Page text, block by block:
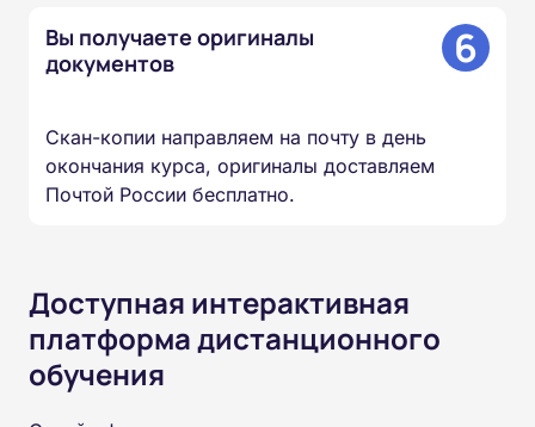
Вы получаете оригиналы
документов
6
Скан-копии направляем на почту в день
окончания курса, оригиналы доставляем
Почтой России бесплатно.
Доступная интерактивная
платформа дистанционного
обучения